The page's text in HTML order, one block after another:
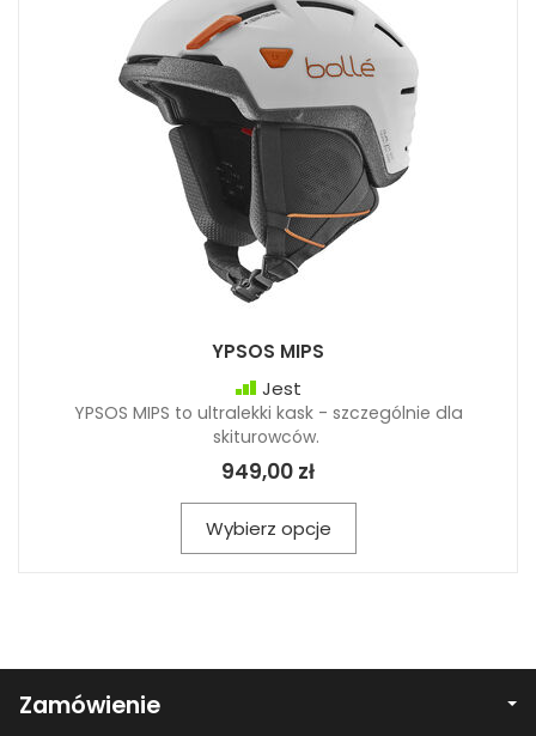
YPSOS MIPS
Jest
YPSOS MIPS to ultralekki kask - szczególnie dla
skiturowców.
949,00 zł
Wybierz opcje
Zamówienie